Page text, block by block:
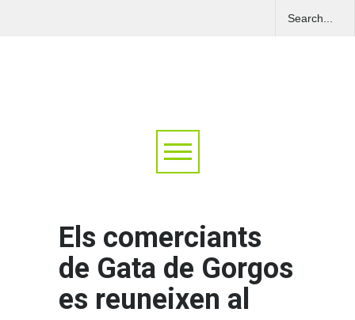
Els comerciants
de Gata de Gorgos
es reuneixen al